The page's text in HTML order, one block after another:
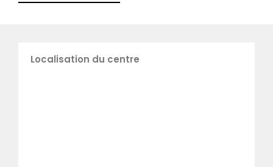
Localisation du centre